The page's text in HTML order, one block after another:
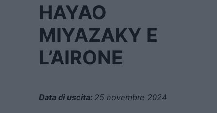
HAYAO
MIYAZAKY E
L’AIRONE
Data di uscita: 25 novembre 2024